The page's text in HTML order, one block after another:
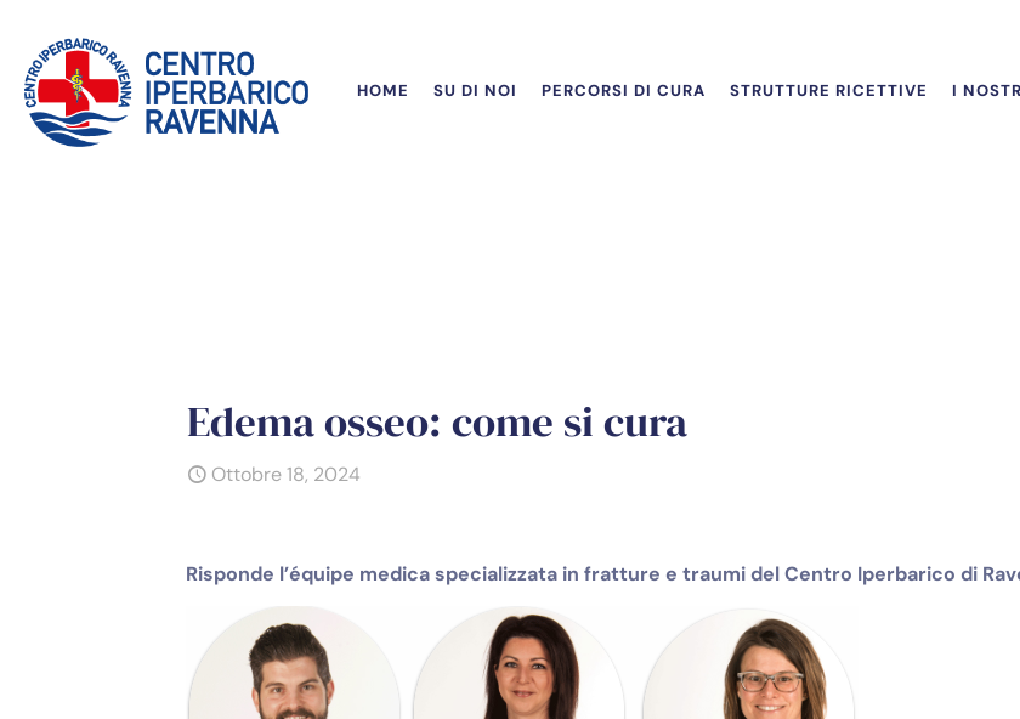
HOME SU DI NOI PERCORSI DI CURA STRUTTURE RICETTIVE I
Edema osseo: come si cura
Ottobre 18, 2024
Risponde l’équipe medica specializzata in fratture e traumi del Centro Iperbarico di